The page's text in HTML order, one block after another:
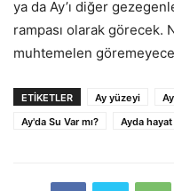
ya da Ay’ı diğer
rampası olarak görecek.
muhtemelen
ETIKETLER Ay yüzeyi
Ay'da Su Var mı?
Ayda hayat